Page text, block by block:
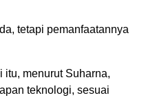
tetapi pemanfaatannya
itu, menurut Suharna,
teknologi, sesuai